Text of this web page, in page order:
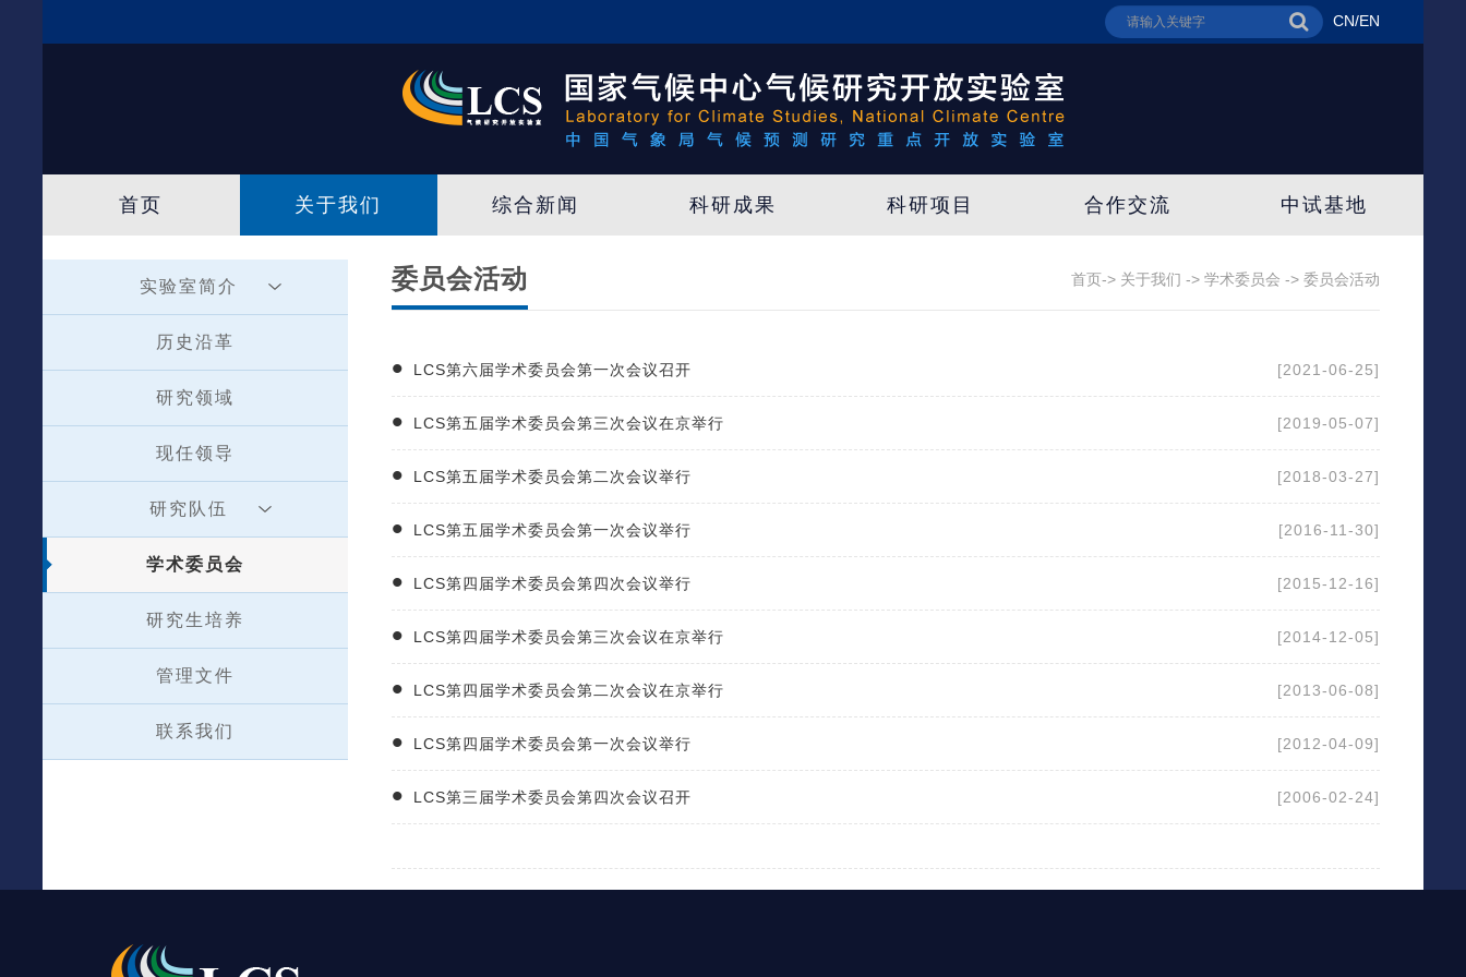
CN/EN
首页 关于我们 综合新闻 科研成果 科研项目 合作交流 中试基地
实验室简介
历史沿革
研究领域
现任领导
研究队伍
学术委员会
研究生培养
管理文件
联系我们
委员会活动 首页-> 关于我们 -> 学术委员会 -> 委员会活动
LCS第六届学术委员会第一次会议召开 [2021-06-25]
LCS第五届学术委员会第三次会议在京举行 [2019-05-07]
LCS第五届学术委员会第二次会议举行 [2018-03-27]
LCS第五届学术委员会第一次会议举行 [2016-11-30]
LCS第四届学术委员会第四次会议举行 [2015-12-16]
LCS第四届学术委员会第三次会议在京举行 [2014-12-05]
LCS第四届学术委员会第二次会议在京举行 [2013-06-08]
LCS第四届学术委员会第一次会议举行 [2012-04-09]
LCS第三届学术委员会第四次会议召开 [2006-02-24]